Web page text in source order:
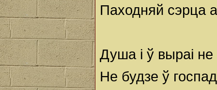
Паходняй сэрца
Душа і ў выраі
Не будзе ў